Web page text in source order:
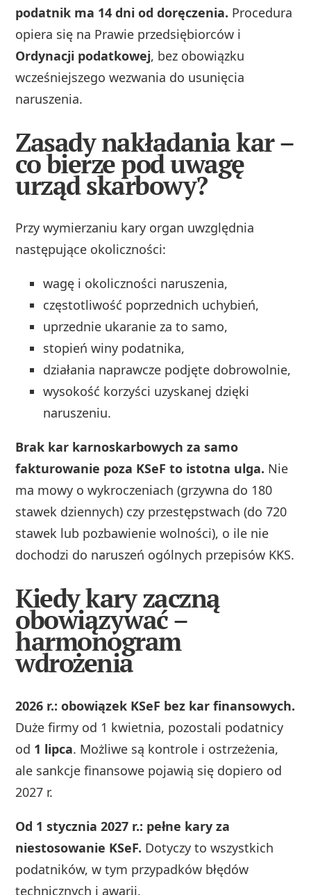
podatnik ma 14 dni od doręczenia. Procedura
opiera się na Prawie przedsiębiorców i
Ordynacji podatkowej, bez obowiązku
wcześniejszego wezwania do usunięcia
naruszenia.
Zasady nakładania kar –
co bierze pod uwagę
urząd skarbowy?
Przy wymierzaniu kary organ uwzględnia
następujące okoliczności:
wagę i okoliczności naruszenia,
częstotliwość poprzednich uchybień,
uprzednie ukaranie za to samo,
stopień winy podatnika,
działania naprawcze podjęte dobrowolnie,
wysokość korzyści uzyskanej dzięki
naruszeniu.
Brak kar karnoskarbowych za samo
fakturowanie poza KSeF to istotna ulga. Nie
ma mowy o wykroczeniach (grzywna do 180
stawek dziennych) czy przestępstwach (do 720
stawek lub pozbawienie wolności), o ile nie
dochodzi do naruszeń ogólnych przepisów KKS.
Kiedy kary zaczną
obowiązywać –
harmonogram
wdrożenia
2026 r.: obowiązek KSeF bez kar finansowych.
Duże firmy od 1 kwietnia, pozostali podatnicy
od 1 lipca. Możliwe są kontrole i ostrzeżenia,
ale sankcje finansowe pojawią się dopiero od
2027 r.
Od 1 stycznia 2027 r.: pełne kary za
niestosowanie KSeF. Dotyczy to wszystkich
podatników, w tym przypadków błędów
technicznych i awarii.